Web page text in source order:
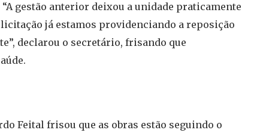
gestão anterior deixou a unidade praticamente
já estamos providenciando a reposição
declarou o secretário, frisando que
Feital frisou que as obras estão seguindo o